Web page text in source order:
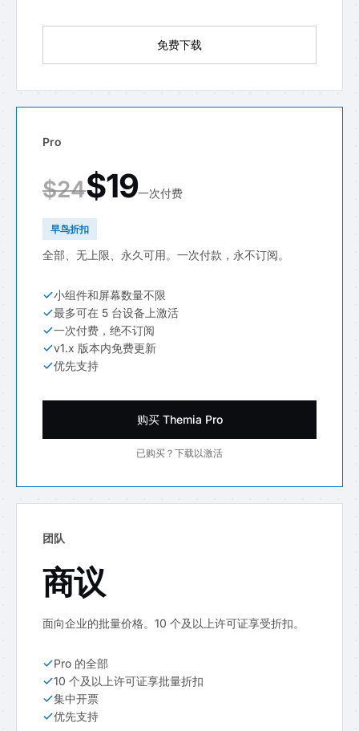
免费下载
Pro
$24$19一次付费
早鸟折扣
全部、无上限、永久可用。一次付款，永不订阅。
小组件和屏幕数量不限
最多可在 5 台设备上激活
一次付费，绝不订阅
v1.x 版本内免费更新
优先支持
购买 Themia Pro
已购买？下载以激活
团队
商议
面向企业的批量价格。10 个及以上许可证享受折扣。
Pro 的全部
10 个及以上许可证享批量折扣
集中开票
优先支持